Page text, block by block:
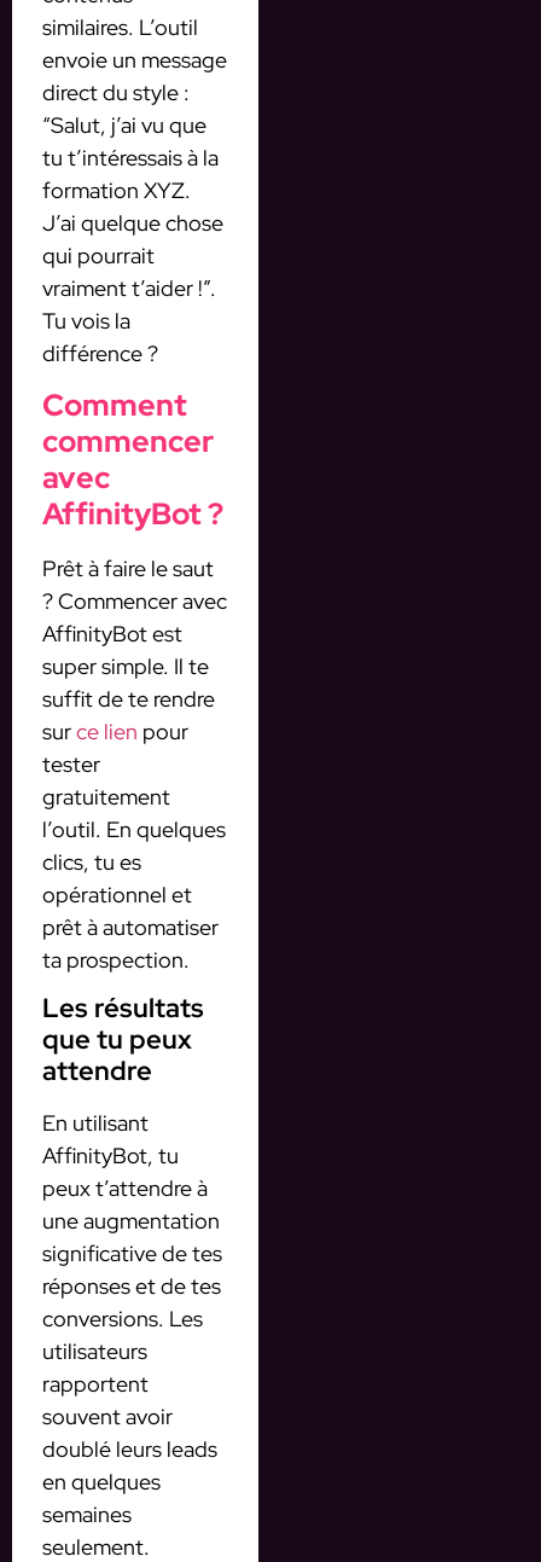
similaires. L’outil
envoie un message
direct du style :
“Salut, j’ai vu que
tu t’intéressais à la
formation XYZ.
J’ai quelque chose
qui pourrait
vraiment t’aider !”.
Tu vois la
différence ?
Comment
commencer
avec
AffinityBot ?
Prêt à faire le saut
? Commencer avec
AffinityBot est
super simple. Il te
suffit de te rendre
surce lien pour
tester
gratuitement
l’outil. En quelques
clics, tu es
opérationnel et
prêt à automatiser
ta prospection.
Les résultats
que tu peux
attendre
En utilisant
AffinityBot, tu
peux t’attendre à
une augmentation
significative de tes
réponses et de tes
conversions. Les
utilisateurs
rapportent
souvent avoir
doublé leurs leads
en quelques
semaines
seulement.